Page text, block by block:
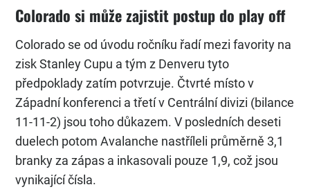
Colorado si může zajistit postup do play off
Colorado se od úvodu ročníku řadí mezi favority na
zisk Stanley Cupu a tým z Denveru tyto
předpoklady zatím potvrzuje. Čtvrté místo v
Západní konferenci a třetí v Centrální divizi (bilance
11-11-2) jsou toho důkazem. V posledních deseti
duelech potom Avalanche nastříleli průměrně 3,1
branky za zápas a inkasovali pouze 1,9, což jsou
vynikající čísla.